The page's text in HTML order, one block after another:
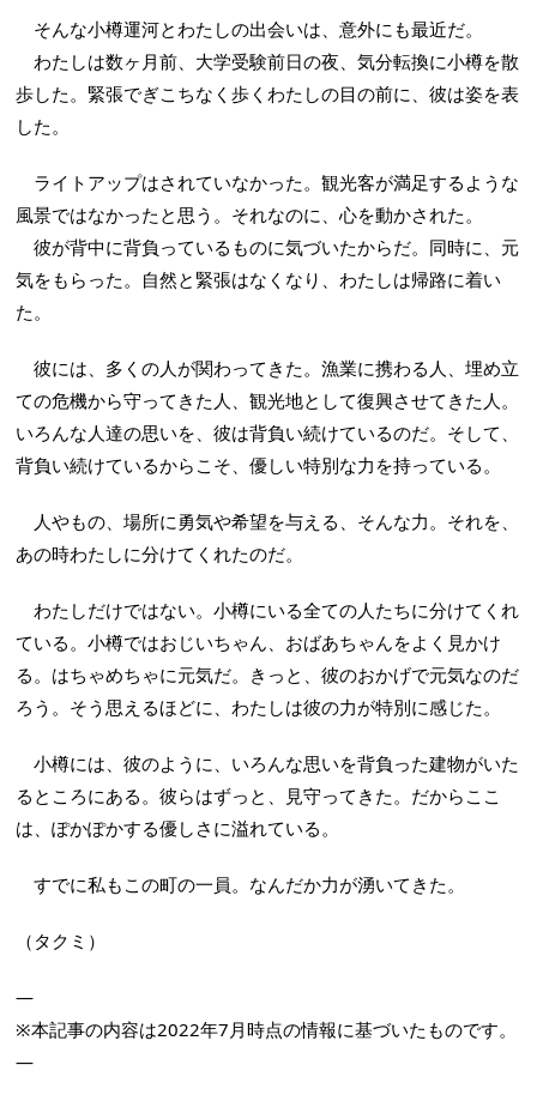
そんな小樽運河とわたしの出会いは、意外にも最近だ。
わたしは数ヶ月前、大学受験前日の夜、気分転換に小樽を散
歩した。緊張でぎこちなく歩くわたしの目の前に、彼は姿を表
した。
ライトアップはされていなかった。観光客が満足するような
風景ではなかったと思う。それなのに、心を動かされた。
彼が背中に背負っているものに気づいたからだ。同時に、元
気をもらった。自然と緊張はなくなり、わたしは帰路に着い
た。
彼には、多くの人が関わってきた。漁業に携わる人、埋め立
ての危機から守ってきた人、観光地として復興させてきた人。
いろんな人達の思いを、彼は背負い続けているのだ。そして、
背負い続けているからこそ、優しい特別な力を持っている。
人やもの、場所に勇気や希望を与える、そんな力。それを、
あの時わたしに分けてくれたのだ。
わたしだけではない。小樽にいる全ての人たちに分けてくれ
ている。小樽ではおじいちゃん、おばあちゃんをよく見かけ
る。はちゃめちゃに元気だ。きっと、彼のおかげで元気なのだ
ろう。そう思えるほどに、わたしは彼の力が特別に感じた。
小樽には、彼のように、いろんな思いを背負った建物がいた
るところにある。彼らはずっと、見守ってきた。だからここ
は、ぽかぽかする優しさに溢れている。
すでに私もこの町の一員。なんだか力が湧いてきた。
（タクミ）
—
※本記事の内容は2022年7月時点の情報に基づいたものです。
—